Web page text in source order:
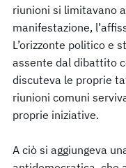
riunioni si limitavano
manifestazione,
L’orizzonte politico e
assente dal dibattito
discuteva le proprie
riunioni comuni
proprie iniziative.
A ciò si aggiungeva